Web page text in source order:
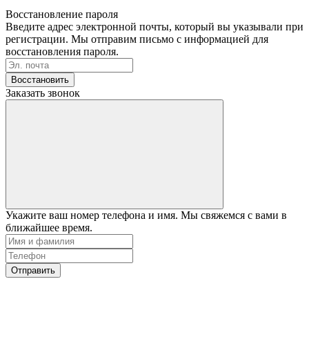
Восстановление пароля
Введите адрес электронной почты, который вы указывали при
регистрации. Мы отправим письмо с информацией для
восстановления пароля.
Восстановить
Заказать звонок
Укажите ваш номер телефона и имя. Мы свяжемся с вами в
ближайшее время.
Отправить